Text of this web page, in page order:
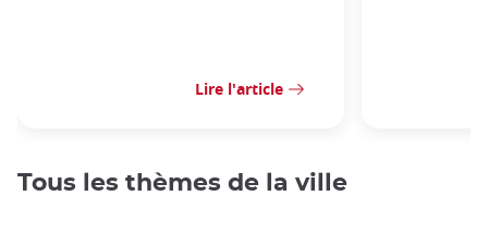
Lire l'article
Tous les thèmes de la ville